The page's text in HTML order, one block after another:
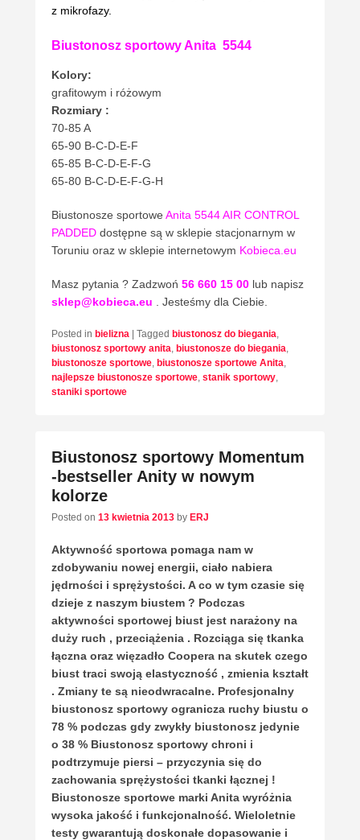
z mikrofazy.
Biustonosz sportowy Anita 5544
Kolory:
grafitowym i różowym
Rozmiary :
70-85 A
65-90 B-C-D-E-F
65-85 B-C-D-E-F-G
65-80 B-C-D-E-F-G-H
Biustonosze sportowe Anita 5544 AIR CONTROL
PADDED dostępne są w sklepie stacjonarnym w
Toruniu oraz w sklepie internetowym Kobieca.eu
Masz pytania ? Zadzwoń 56 660 15 00 lub napisz
sklep@kobieca.eu . Jesteśmy dla Ciebie.
Posted in bielizna | Tagged biustonosz do biegania
biustonosz sportowy anita biustonosze do biegania
biustonosze sportowe biustonosze sportowe Anita
najlepsze biustonosze sportowe stanik sportowy
staniki sportowe
Biustonosz sportowy Momentum
-bestseller Anity w nowym
kolorze
Posted on 13 kwietnia 2013 by ERJ
Aktywność sportowa pomaga nam w
zdobywaniu nowej energii, ciało nabiera
jędrności i sprężystości. A co w tym czasie się
dzieje z naszym biustem ? Podczas
aktywności sportowej biust jest narażony na
duży ruch , przeciążenia . Rozciąga się tkanka
łączna oraz więzadło Coopera na skutek czego
biust traci swoją elastyczność , zmienia kształt
. Zmiany te są nieodwracalne. Profesjonalny
biustonosz sportowy ogranicza ruchy biustu o
78 % podczas gdy zwykły biustonosz jedynie
o 38 % Biustonosz sportowy chroni i
podtrzymuje piersi – przyczynia się do
zachowania sprężystości tkanki łącznej !
Biustonosze sportowe marki Anita wyróżnia
wysoka jakość i funkcjonalność. Wieloletnie
testy gwarantują doskonałe dopasowanie i